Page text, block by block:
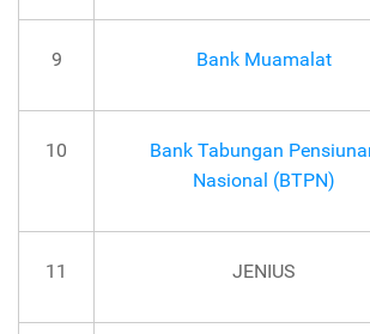
9 Bank Muamalat
10
Bank Tabungan
Nasional (BTPN)
11 JENIUS